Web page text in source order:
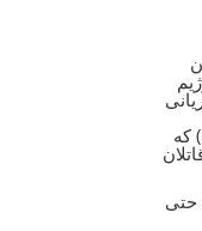
که
حتی